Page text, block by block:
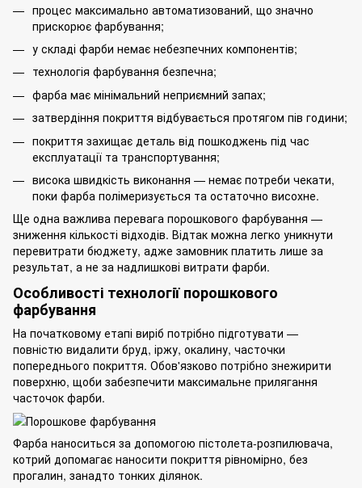
процес максимально автоматизований, що значно
прискорює фарбування;
у складі фарби немає небезпечних компонентів;
технологія фарбування безпечна;
фарба має мінімальний неприємний запах;
затвердіння покриття відбувається протягом пів години;
покриття захищає деталь від пошкоджень під час
експлуатації та транспортування;
висока швидкість виконання — немає потреби чекати,
поки фарба полімеризується та остаточно висохне.
Ще одна важлива перевага порошкового фарбування —
зниження кількості відходів. Відтак можна легко уникнути
перевитрати бюджету, адже замовник платить лише за
результат, а не за надлишкові витрати фарби.
Особливості технології порошкового
фарбування
На початковому етапі виріб потрібно підготувати —
повністю видалити бруд, іржу, окалину, часточки
попереднього покриття. Обов'язково потрібно знежирити
поверхню, щоби забезпечити максимальне прилягання
часточок фарби.
Фарба наноситься за допомогою пістолета-розпилювача,
котрий допомагає наносити покриття рівномірно, без
прогалин, занадто тонких ділянок.